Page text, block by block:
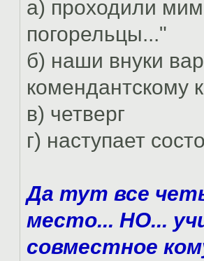
а) проходили
погорельцы..."
б) наши внуки
комендантскому
в) четверг
г) наступает
Да тут все
место... НО...
совместное